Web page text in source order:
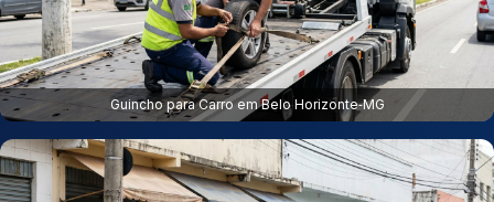
Guincho para Carro em Belo Horizonte‑MG